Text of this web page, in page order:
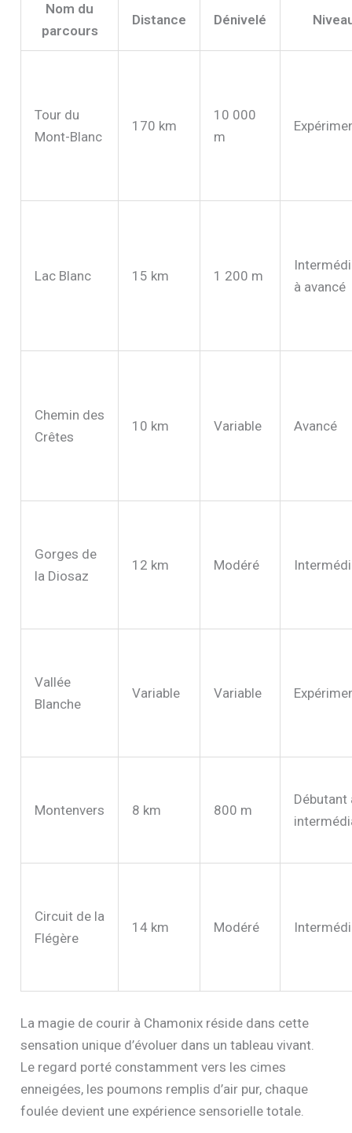
Nom du
parcours
Distance Dénivelé
Tour du
Mont-Blanc
170 km
10 000
m
Lac Blanc 15 km 1 200 m
à avancé
Chemin des
Crêtes
10 km Variable Avancé
Gorges de
la Diosaz
12 km Modéré
Vallée
Blanche
Variable Variable
Montenvers 8 km 800 m
Débutant
Circuit de la
Flégère
14 km Modéré
La magie de courir à Chamonix réside dans cette
sensation unique d’évoluer dans un tableau vivant.
Le regard porté constamment vers les cimes
enneigées, les poumons remplis d’air pur, chaque
foulée devient une expérience sensorielle totale.